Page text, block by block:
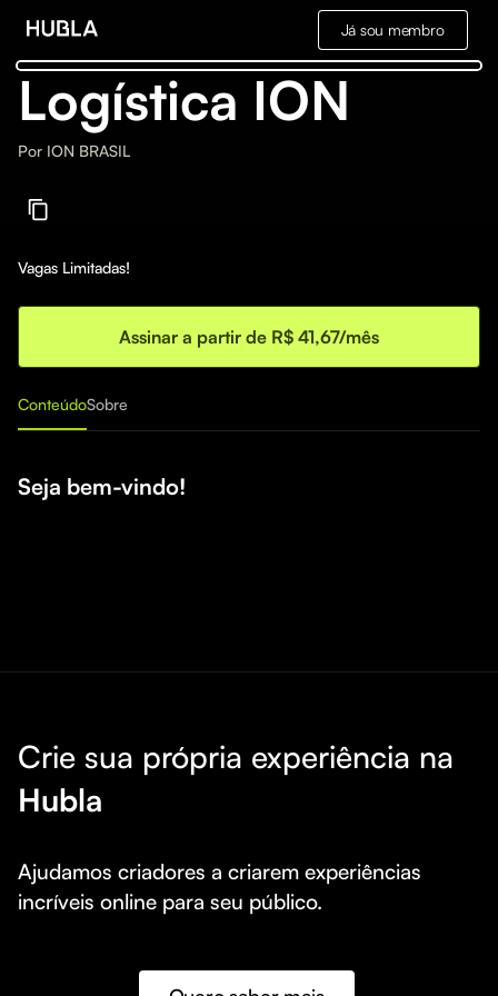
Já sou membro
Logística ION
Por ION BRASIL
Vagas Limitadas!
Assinar a partir de R$ 41,67/mês
ConteúdoSobre
Seja bem-vindo!
Crie sua própria experiência na
Hubla
Ajudamos criadores a criarem experiências
incríveis online para seu público.